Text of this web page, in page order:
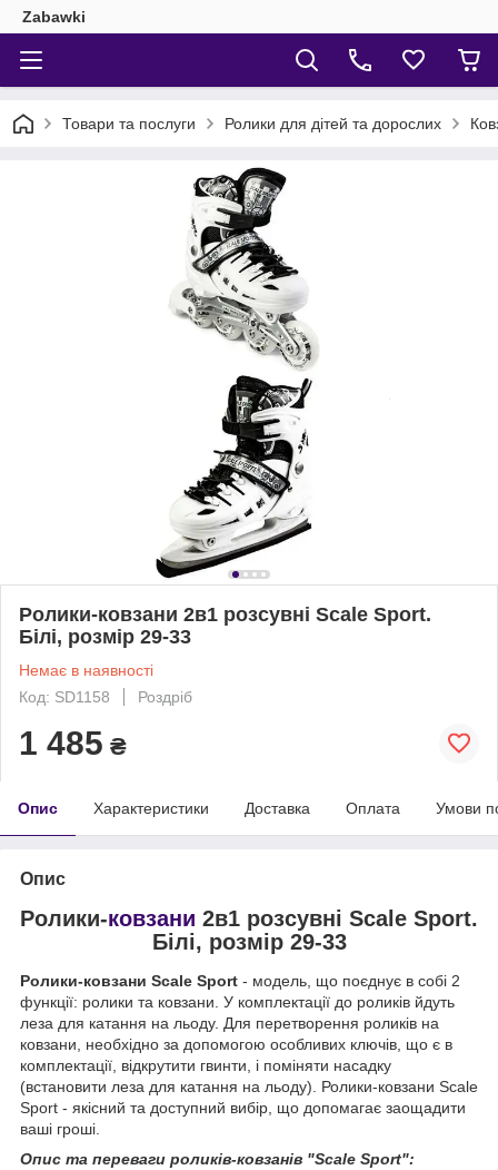
Zabawki
Товари та послуги Ролики для дітей та дорослих
Ролики-ковзани 2в1 розсувні Scale Sport.
Білі, розмір 29-33
Немає в наявності
Код: SD1158
Роздріб
1 485 ₴
Опис Характеристики Доставка Оплата Умови
Опис
Ролики-ковзани 2в1 розсувні Scale Sport.
Білі, розмір 29-33
Ролики-ковзани Scale Sport - модель, що поєднує в собі 2
функції: ролики та ковзани. У комплектації до роликів йдуть
леза для катання на льоду. Для перетворення роликів на
ковзани, необхідно за допомогою особливих ключів, що є в
комплектації, відкрутити гвинти, і поміняти насадку
(встановити леза для катання на льоду). Ролики-ковзани Scale
Sport - якісний та доступний вибір, що допомагає заощадити
ваші гроші.
Опис та переваги роликів-ковзанів "Scale Sport":